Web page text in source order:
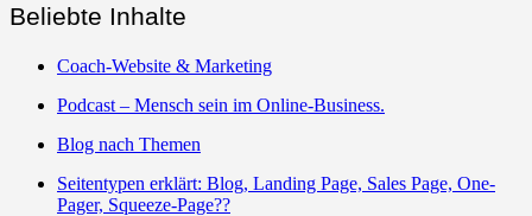
Beliebte Inhalte
Coach-Website & Marketing
Podcast – Mensch sein im Online-Business.
Blog nach Themen
Seitentypen erklärt: Blog, Landing Page, Sales Page, One-
Pager, Squeeze-Page??